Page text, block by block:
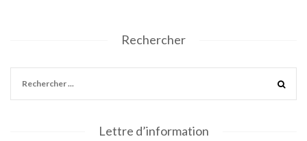
Rechercher
Lettre d’information